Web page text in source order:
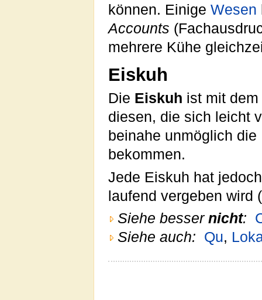
können. Einige Wesen
Accounts
mehrere Kühe
Eiskuh
Die Eiskuh ist mit dem
diesen, die sich leicht
beinahe unmöglich
bekommen.
Jede Eiskuh hat
laufend vergeben wird
Siehe besser nicht:
Siehe auch: Qu,